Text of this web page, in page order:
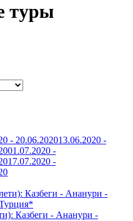
туры
- 20.06.202013.06.2020 -
01.07.2020 -
17.07.2020 -
Казбеги - Ананури -